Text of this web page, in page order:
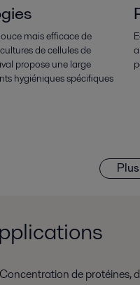
mais efficace de
de cellules de
propose une large
hygiéniques spécifiques
Plus
Concentration de protéines,